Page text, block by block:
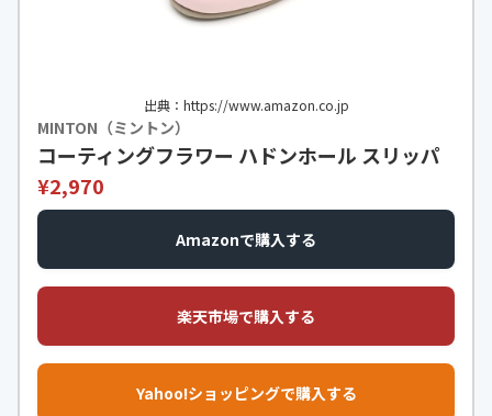
出典：https://www.amazon.co.jp
MINTON（ミントン）
コーティングフラワー ハドンホール スリッパ
¥2,970
Amazonで購入する
楽天市場で購入する
Yahoo!ショッピングで購入する